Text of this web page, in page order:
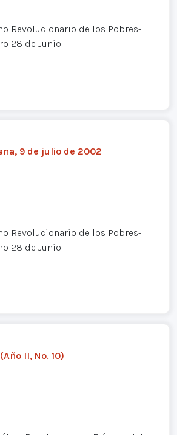
Revolucionario de los Pobres-
28 de Junio
9 de julio de 2002
Revolucionario de los Pobres-
28 de Junio
II, No. 10)